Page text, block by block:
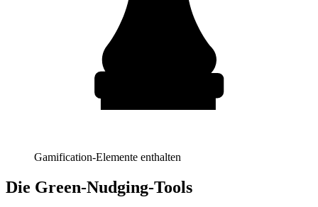
Gamification-Elemente enthalten
Die Green-Nudging-Tools